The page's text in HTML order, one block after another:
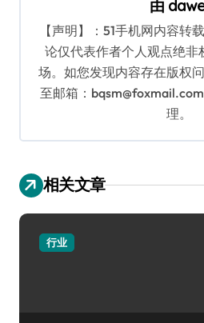
由
【声明】：51手机网内容转
论仅代表作者个人观点绝非
场。如您发现内容存在版权
至邮箱：
理。
相关文章
行业